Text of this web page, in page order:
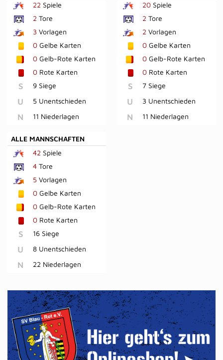
22 Spiele
2 Tore
3 Vorlagen
0 Gelbe Karten
0 Gelb-Rote Karten
0 Rote Karten
S 9 Siege
U 5 Unentschieden
N 11 Niederlagen
20Spiele
2 Tore
2 Vorlagen
0Gelbe Karten
0Gelb-Rote Karten
0Rote Karten
S 7 Siege
U 3 Unentschieden
N 11 Niederlagen
ALLE MANNSCHAFTEN
42 Spiele
4 Tore
5 Vorlagen
0 Gelbe Karten
0 Gelb-Rote Karten
0 Rote Karten
S 16 Siege
U 8 Unentschieden
N 22 Niederlagen